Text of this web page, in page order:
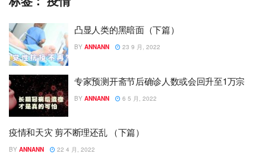
凸显人类的黑暗面（下篇）
BY ANNANN 23 9 月, 2022
专家预测开斋节后确诊人数或会回升至1万宗
BY ANNANN 6 5 月, 2022
疫情和天灾 剪不断理还乱 （下篇）
BY ANNANN 22 4 月, 2022